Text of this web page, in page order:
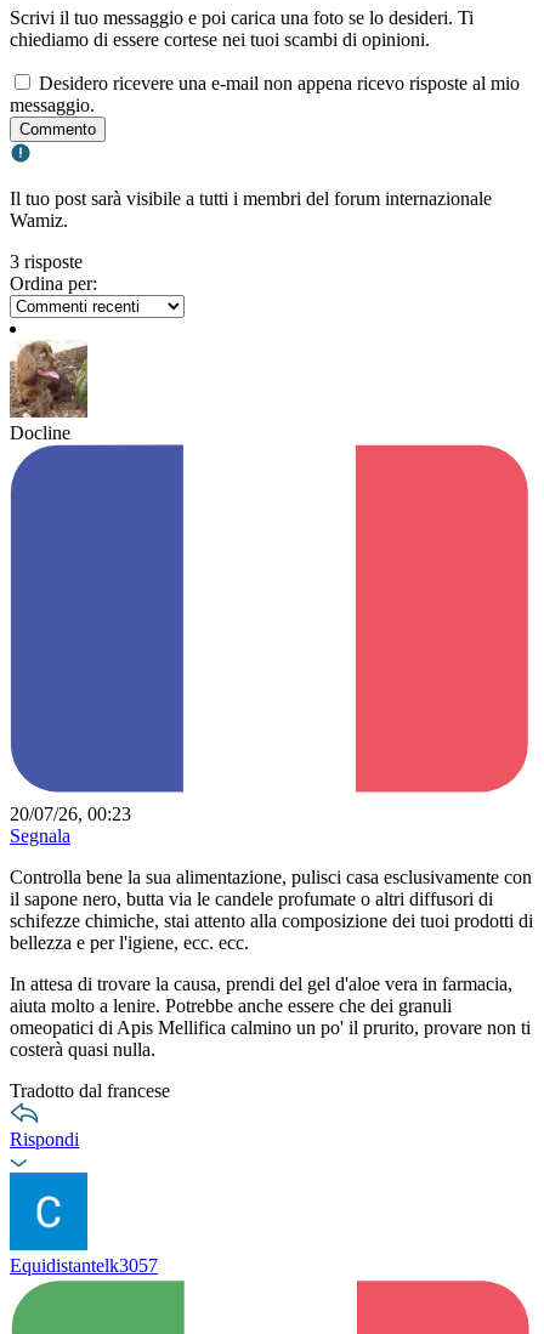
Scrivi il tuo messaggio e poi carica una foto se lo desideri. Ti
chiediamo di essere cortese nei tuoi scambi di opinioni.
Desidero ricevere una e-mail non appena ricevo risposte al mio
messaggio.
Commento
Il tuo post sarà visibile a tutti i membri del forum internazionale
Wamiz.
3 risposte
Ordina per:
Docline
20/07/26, 00:23
Segnala
Controlla bene la sua alimentazione, pulisci casa esclusivamente con
il sapone nero, butta via le candele profumate o altri diffusori di
schifezze chimiche, stai attento alla composizione dei tuoi prodotti di
bellezza e per l'igiene, ecc. ecc.
In attesa di trovare la causa, prendi del gel d'aloe vera in farmacia,
aiuta molto a lenire. Potrebbe anche essere che dei granuli
omeopatici di Apis Mellifica calmino un po' il prurito, provare non ti
costerà quasi nulla.
Tradotto dal francese
Rispondi
Equidistantelk3057